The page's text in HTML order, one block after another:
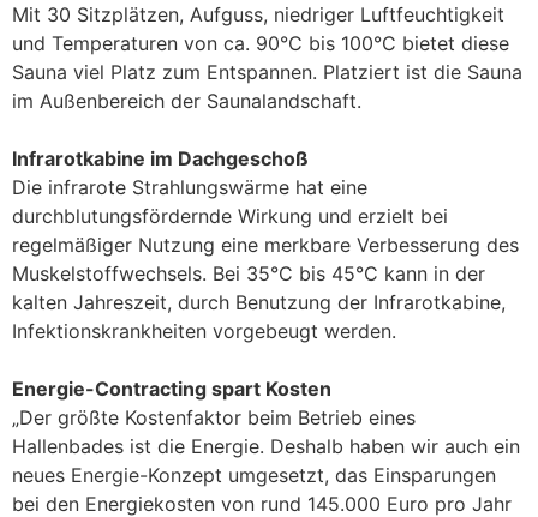
Mit 30 Sitzplätzen, Aufguss, niedriger Luftfeuchtigkeit
und Temperaturen von ca. 90°C bis 100°C bietet diese
Sauna viel Platz zum Entspannen. Platziert ist die Sauna
im Außenbereich der Saunalandschaft.
Infrarotkabine im Dachgeschoß
Die infrarote Strahlungswärme hat eine
durchblutungsfördernde Wirkung und erzielt bei
regelmäßiger Nutzung eine merkbare Verbesserung des
Muskelstoffwechsels. Bei 35°C bis 45°C kann in der
kalten Jahreszeit, durch Benutzung der Infrarotkabine,
Infektionskrankheiten vorgebeugt werden.
Energie-Contracting spart Kosten
„Der größte Kostenfaktor beim Betrieb eines
Hallenbades ist die Energie. Deshalb haben wir auch ein
neues Energie-Konzept umgesetzt, das Einsparungen
bei den Energiekosten von rund 145.000 Euro pro Jahr